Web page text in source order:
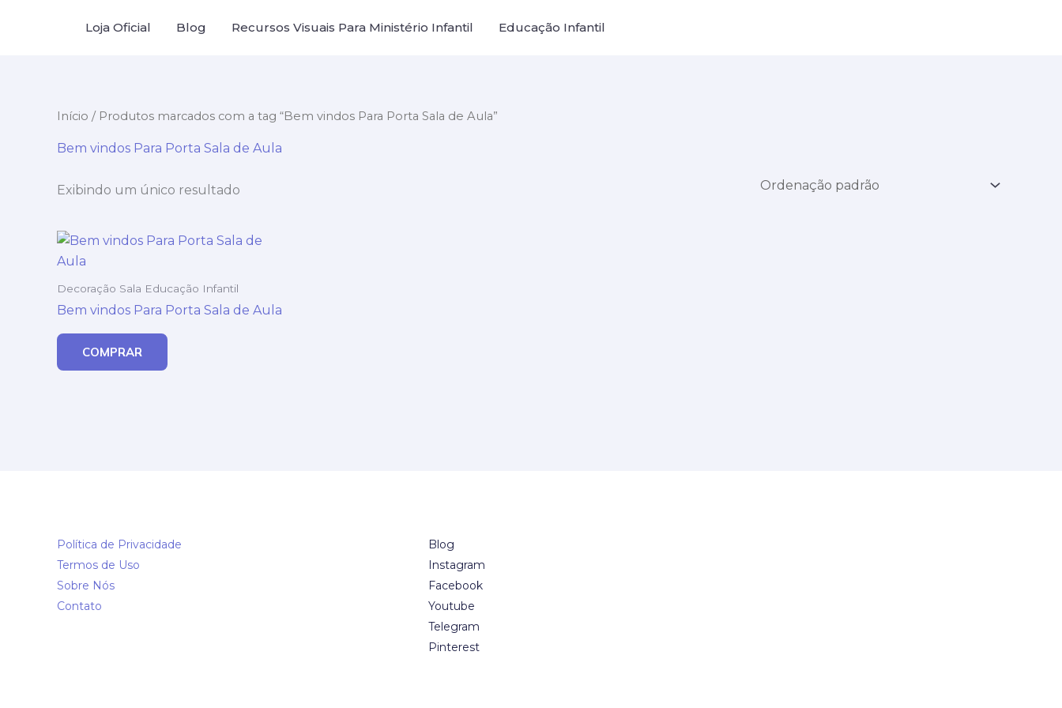
Loja Oficial Blog Recursos Visuais Para Ministério Infantil Educação Infantil
Início / Produtos marcados com a tag “Bem vindos Para Porta Sala de Aula”
Bem vindos Para Porta Sala de Aula
Exibindo um único resultado
Decoração Sala Educação Infantil
Bem vindos Para Porta Sala de Aula
COMPRAR
Política de Privacidade
Termos de Uso
Sobre Nós
Contato
Blog
Instagram
Facebook
Youtube
Telegram
Pinterest